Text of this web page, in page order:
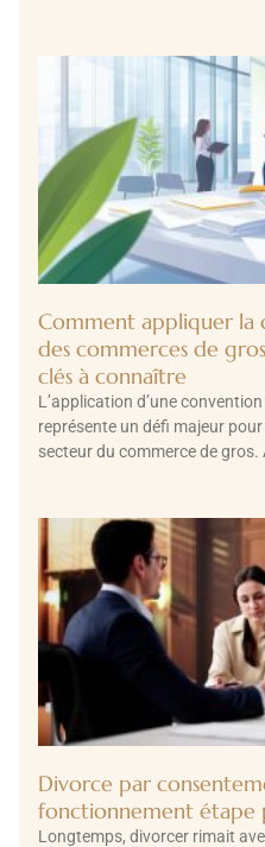
Comment appliquer la
des commerces de
clés à connaître
L’application d’une
représente un défi majeur
secteur du commerce de gros.
Divorce par
fonctionnement étape
Longtemps, divorcer rimait